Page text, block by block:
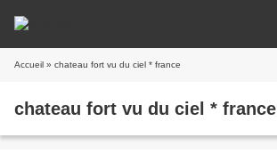
Accueil » chateau fort vu du ciel * france
chateau fort vu du ciel * france